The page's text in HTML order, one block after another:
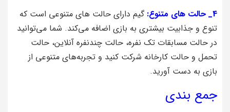
4_ حالت‌ های متنوع:
گیم دارای حالت‌ های متنوعی است که
تنوع و جذابیت بیشتری به بازی اضافه می‌کند. شما می‌توانید
در حالت مسابقات تک‌ نفره، حالت چندنفره آنلاین، حالت
تحمل و حالت کارخانه شرکت کنید و تجربه‌های متنوعی از
بازی به دست آورید.
جمع بندی